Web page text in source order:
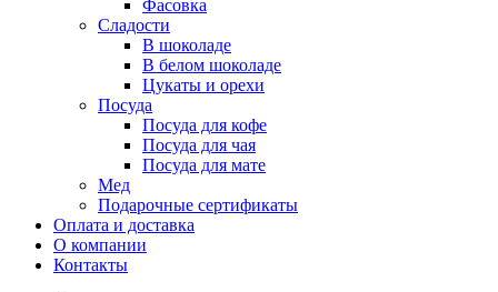
Фасовка
Сладости
В шоколаде
В белом шоколаде
Цукаты и орехи
Посуда
Посуда для кофе
Посуда для чая
Посуда для мате
Мед
Подарочные сертификаты
Оплата и доставка
О компании
Контакты